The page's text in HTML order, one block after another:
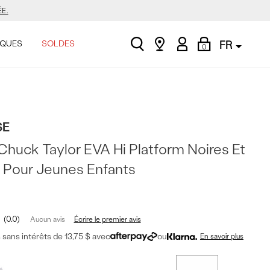
SOLDES search
Find
My
Account
0
Shopping
Bag
FR
0.0 Aucun avis Écrire le premier avis
Taylor EVA Hi Platform Noires Et
Jeunes Enfants
intérêts de 13,75 $ avec ou En savoir plus